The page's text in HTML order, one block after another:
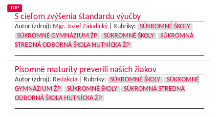
TOP
S cieľom zvýšenia štandardu výučby
Autor (zdroj): Mgr. Jozef Zákalický Rubriky:
SÚKROMNÉ ŠKOLY
SÚKROMNÉ GYMNÁZIUM ŽP
SÚKROMNÉ ŠKOLY
SÚKROMNÁ
STREDNÁ ODBORNÁ ŠKOLA HUTNÍCKA ŽP
Písomné maturity preverili našich žiakov
Autor (zdroj): Redakcia Rubriky: SÚKROMNÉ ŠKOLY
SÚKROMNÉ
GYMNÁZIUM ŽP
SÚKROMNÉ ŠKOLY
SÚKROMNÁ STREDNÁ
ODBORNÁ ŠKOLA HUTNÍCKA ŽP